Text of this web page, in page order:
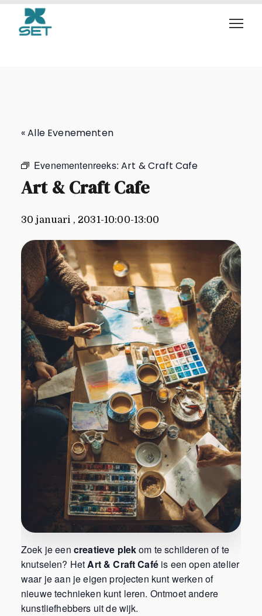
Art & Craft Cafe
« Alle Evenementen
Evenementenreeks:Art & Craft Cafe
Art & Craft Cafe
30 januari , 2031-10:00-13:00
Zoek je een creatieve plekom te schilderen of te
knutselen? HetArt & Craft Caféis een open atelier
waar je aan je eigen projecten kunt werken of
nieuwe technieken kunt leren. Ontmoet andere
kunstliefhebbers uit de wijk.